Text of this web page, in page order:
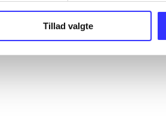
Tillad valgte